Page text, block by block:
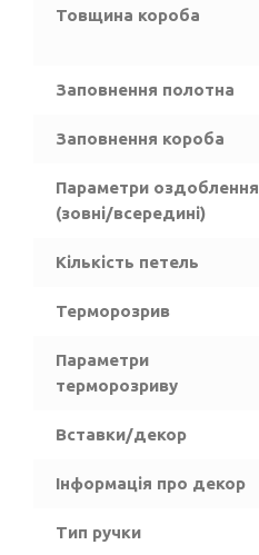
Товщина короба
Заповнення полотна
Заповнення короба
Параметри оздоблення
(зовні/всередині)
Кількість петель
Терморозрив
Параметри
терморозриву
Вставки/декор
Інформація про декор
Тип ручки